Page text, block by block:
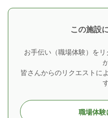
この施設
お手伝い（職場体験）を
皆さんからのリクエストに
職場体験